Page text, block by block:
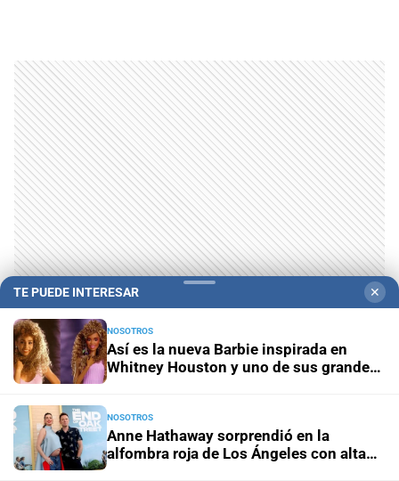
Campolitoral Revista Nosotros Clasificados CYD Litoral
TE PUEDE INTERESAR ✕
NOSOTROS
Así es la nueva Barbie inspirada en
Whitney Houston y uno de sus grandes
NOSOTROS
Anne Hathaway sorprendió en la
alfombra roja de Los Ángeles con alta